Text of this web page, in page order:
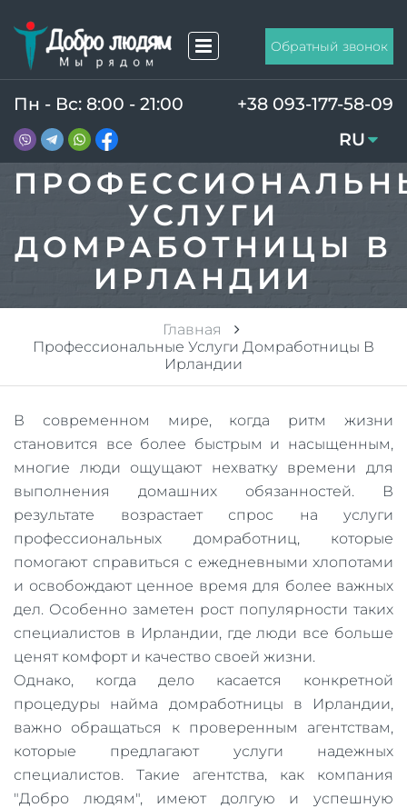
Обратный звонок
Пн - Вс: 8:00 - 21:00
+38 093-177-58-09
RU
UA
УСЛУГИ
ДОМРАБОТНИЦЫ В
ИРЛАНДИИ
Главная
Профессиональные Услуги Домработницы В
Ирландии
В современном мире, когда ритм жизни
становится все более быстрым и насыщенным,
многие люди ощущают нехватку времени для
выполнения домашних обязанностей. В
результате возрастает спрос на услуги
профессиональных домработниц, которые
помогают справиться с ежедневными хлопотами
и освобождают ценное время для более важных
дел. Особенно заметен рост популярности таких
специалистов в Ирландии, где люди все больше
ценят комфорт и качество своей жизни.
Однако, когда дело касается конкретной
процедуры найма домработницы в Ирландии,
важно обращаться к проверенным агентствам,
которые предлагают услуги надежных
специалистов. Такие агентства, как компания
"Добро людям", имеют долгую и успешную